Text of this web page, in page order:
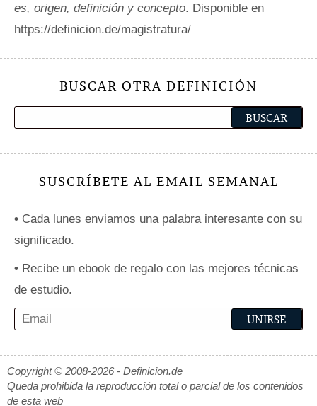
es, origen, definición y concepto. Disponible en
https://definicion.de/magistratura/
BUSCAR OTRA DEFINICIÓN
SUSCRÍBETE AL EMAIL SEMANAL
• Cada lunes enviamos una palabra interesante con su
significado.
• Recibe un ebook de regalo con las mejores técnicas
de estudio.
Copyright © 2008-2026 - Definicion.de
Queda prohibida la reproducción total o parcial de los contenidos
de esta web